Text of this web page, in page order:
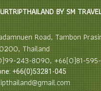
BY SM
Road, Tambon
Thailand
243-8090, +66(0)81-
+66(0)53281-045